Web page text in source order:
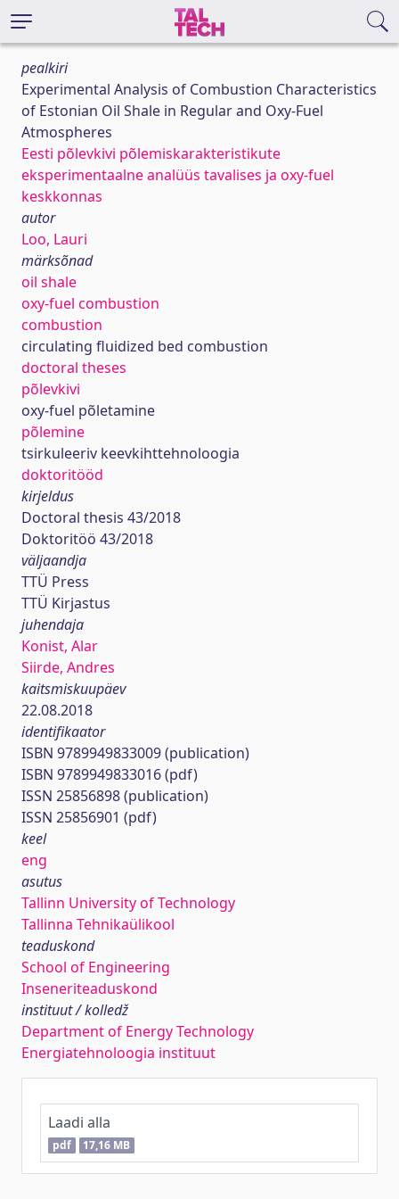
pealkiri
Experimental Analysis of Combustion Characteristics
of Estonian Oil Shale in Regular and Oxy-Fuel
Atmospheres
Eesti põlevkivi põlemiskarakteristikute
eksperimentaalne analüüs tavalises ja oxy-fuel
keskkonnas
autor
Loo, Lauri
märksõnad
oil shale
oxy-fuel combustion
combustion
circulating fluidized bed combustion
doctoral theses
põlevkivi
oxy-fuel põletamine
põlemine
tsirkuleeriv keevkihttehnoloogia
doktoritööd
kirjeldus
Doctoral thesis 43/2018
Doktoritöö 43/2018
väljaandja
TTÜ Press
TTÜ Kirjastus
juhendaja
Konist, Alar
Siirde, Andres
kaitsmiskuupäev
22.08.2018
identifikaator
ISBN 9789949833009 (publication)
ISBN 9789949833016 (pdf)
ISSN 25856898 (publication)
ISSN 25856901 (pdf)
keel
eng
asutus
Tallinn University of Technology
Tallinna Tehnikaülikool
teaduskond
School of Engineering
Inseneriteaduskond
instituut / kolledž
Department of Energy Technology
Energiatehnoloogia instituut
Laadi alla
pdf 17,16 MB